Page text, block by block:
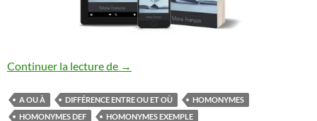
Continuer la lecture de LES HOMONYMES
→
A OU À DIFFÉRENCE ENTRE OU ET OÙ
HOMONYMES
HOMONYMES DEF
HOMONYMES EXEMPLE